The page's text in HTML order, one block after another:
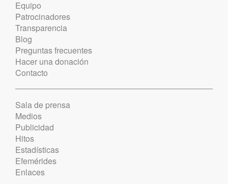
Equipo
Patrocinadores
Transparencia
Blog
Preguntas frecuentes
Hacer una donación
Contacto
Sala de prensa
Medios
Publicidad
Hitos
Estadísticas
Efemérides
Enlaces